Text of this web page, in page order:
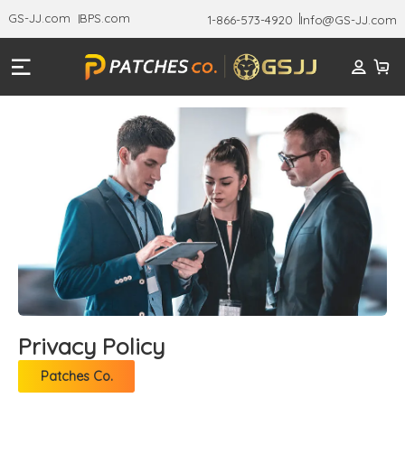
GS-JJ.com BPS.com 1-866-573-4920 Info@GS-JJ.com
Privacy Policy
Patches Co.